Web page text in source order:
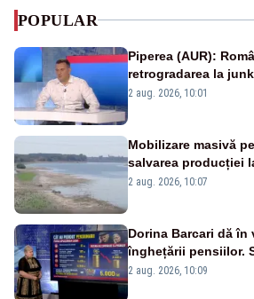
POPULAR
Piperea (AUR):
retrogradarea la
catastrofă pentru
2 aug. 2026, 10:01
Mobilizare masivă
salvarea producției
va detona o stâncă
2 aug. 2026, 10:07
Dorina Barcari dă în
înghețării pensiilor.
pierdute de fiecare
2 aug. 2026, 10:09